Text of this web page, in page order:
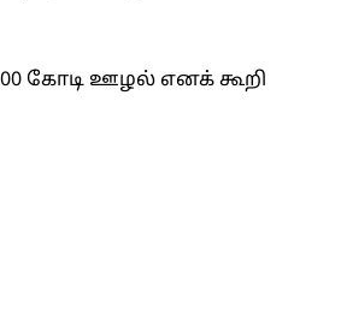
கோடி ஊழல் எனக் கூறி